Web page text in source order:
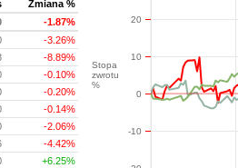
Stopa
zwrotu
%
-10
0
10
20
Zmiana %
-1.87%
-3.26%
-8.89%
-0.10%
-0.20%
-0.14%
-2.06%
-4.42%
+6.25%